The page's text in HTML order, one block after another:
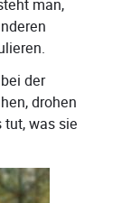
man,
der
drohen
was sie